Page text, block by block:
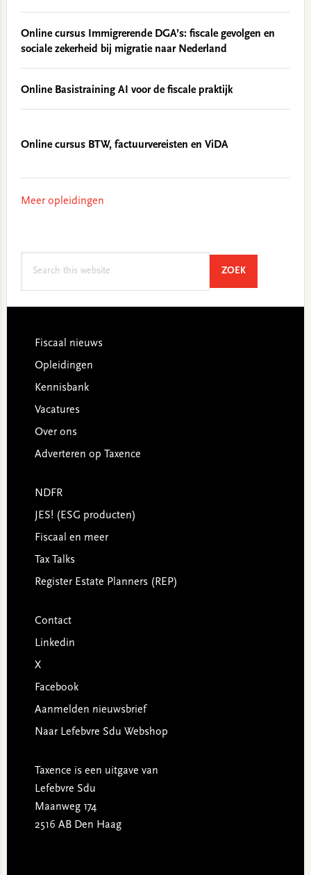
Online cursus Immigrerende DGA’s: fiscale gevolgen en
sociale zekerheid bij migratie naar Nederland
Online Basistraining AI voor de fiscale praktijk
Online cursus BTW, factuurvereisten en ViDA
Meer opleidingen
ZOEKSEARCH
Footer
Fiscaal nieuws
Opleidingen
Kennisbank
Vacatures
Over ons
Adverteren op Taxence
NDFR
JES! (ESG producten)
Fiscaal en meer
Tax Talks
Register Estate Planners (REP)
Contact
Linkedin
X
Facebook
Aanmelden nieuwsbrief
Naar Lefebvre Sdu Webshop
Taxence is een uitgave van
Lefebvre Sdu
Maanweg 174
2516 AB Den Haag